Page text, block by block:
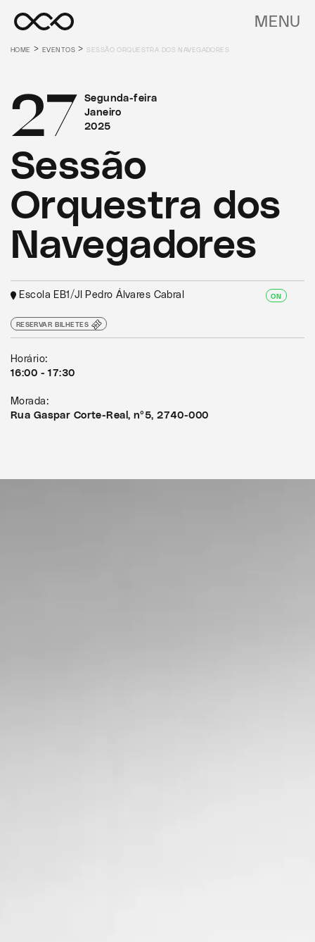
MENU
HOME >EVENTOS > SESSÃO ORQUESTRA DOS NAVEGADORES
Segunda-feira
Janeiro
2025
27
Sessão
Orquestra dos
Navegadores
Escola EB1/JI Pedro Álvares Cabral ON
RESERVAR BILHETES
Horário:
16:00 - 17:30
Morada:
Rua Gaspar Corte-Real, nº5, 2740-000